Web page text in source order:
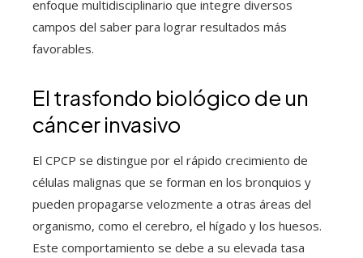
enfoque multidisciplinario que integre diversos
campos del saber para lograr resultados más
favorables.
El trasfondo biológico de un
cáncer invasivo
El CPCP se distingue por el rápido crecimiento de
células malignas que se forman en los bronquios y
pueden propagarse velozmente a otras áreas del
organismo, como el cerebro, el hígado y los huesos.
Este comportamiento se debe a su elevada tasa